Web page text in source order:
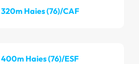
320m Haies (76)/CAF
400m Haies (76)/ESF